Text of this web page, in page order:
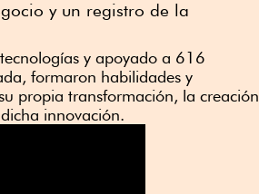
y un registro de la
y apoyado a 616
formaron habilidades y
propia transformación, la creación
innovación.